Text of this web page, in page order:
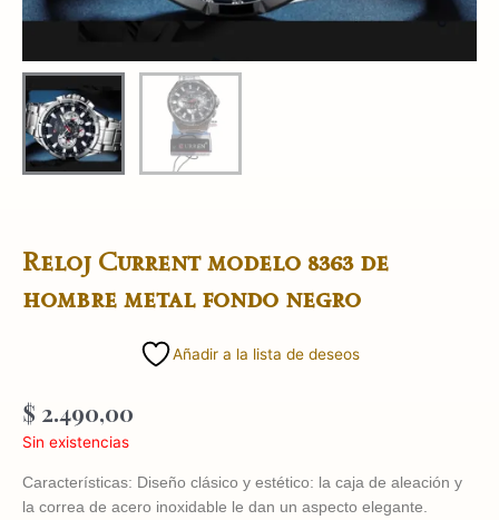
Reloj Current modelo 8363 de
hombre metal fondo negro
Añadir a la lista de deseos
$ 2.490,00
Sin existencias
Características: Diseño clásico y estético: la caja de aleación y
la correa de acero inoxidable le dan un aspecto elegante.